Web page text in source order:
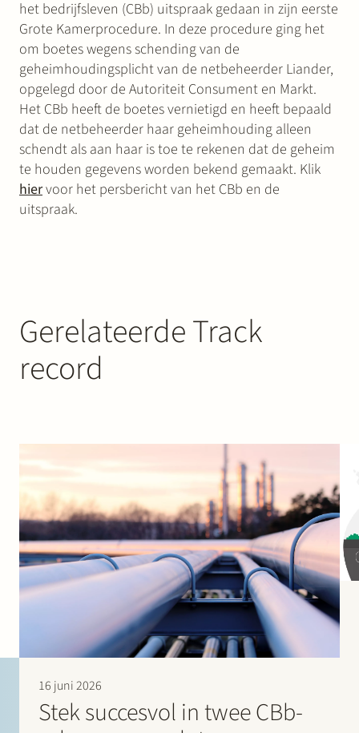
het bedrijfsleven (CBb) uitspraak gedaan in zijn eerste
Grote Kamerprocedure. In deze procedure ging het
om boetes wegens schending van de
geheimhoudingsplicht van de netbeheerder Liander,
opgelegd door de Autoriteit Consument en Markt.
Het CBb heeft de boetes vernietigd en heeft bepaald
dat de netbeheerder haar geheimhouding alleen
schendt als aan haar is toe te rekenen dat de geheim
te houden gegevens worden bekend gemaakt. Klik
hiervoor het persbericht van het CBb en de
uitspraak.
Gerelateerde Track
record
16 juni 2026
Stek succesvol in twee CBb-